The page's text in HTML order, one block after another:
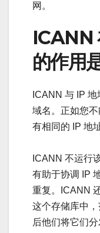
网。
ICANN
的作用
ICANN 与 IP
域名。正如您
有相同的 IP 地址
ICANN 不运行
有助于协调 IP
重复。ICANN
这个存储库中
后他们将它们分